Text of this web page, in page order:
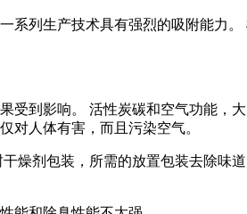
列生产技术具有强烈的吸附能力
影响。 活性炭碳和空气功能，
对人体有害，而且污染空气。
剂包装，所需的放置包装去除味